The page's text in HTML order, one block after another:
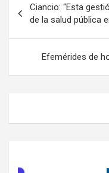
de
entradas
Ciancio: “Esta
de la salud pública
Efemérides de